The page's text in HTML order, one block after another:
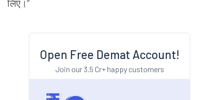
लिए।”
Open Free Demat Account!
Join our 3.5 Cr+ happy customers